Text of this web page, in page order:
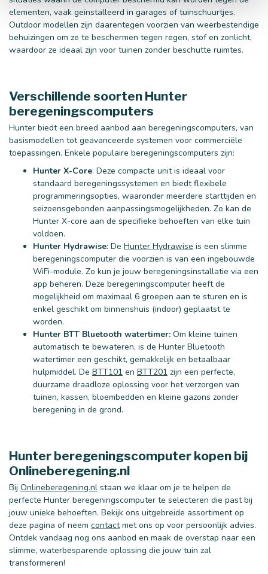
elementen, vaak geïnstalleerd in garages of tuinschuurtjes.
Outdoor modellen zijn daarentegen voorzien van weerbestendige
behuizingen om ze te beschermen tegen regen, stof en zonlicht,
waardoor ze ideaal zijn voor tuinen zonder beschutte ruimtes.
Verschillende soorten Hunter
beregeningscomputers
Hunter biedt een breed aanbod aan beregeningscomputers, van
basismodellen tot geavanceerde systemen voor commerciële
toepassingen. Enkele populaire beregeningscomputers zijn:
Hunter X-Core: Deze compacte unit is ideaal voor
standaard beregeningssystemen en biedt flexibele
programmeringsopties, waaronder meerdere starttijden en
seizoensgebonden aanpassingsmogelijkheden. Zo kan de
Hunter X-core aan de specifieke behoeften van elke tuin
voldoen.
Hunter Hydrawise: De Hunter Hydrawise is een slimme
beregeningscomputer die voorzien is van een ingebouwde
WiFi-module. Zo kun je jouw beregeningsinstallatie via een
app beheren. Deze beregeningscomputer heeft de
mogelijkheid om maximaal 6 groepen aan te sturen en is
enkel geschikt om binnenshuis (indoor) geplaatst te
worden.
Hunter BTT Bluetooth watertimer: Om kleine tuinen
automatisch te bewateren, is de Hunter Bluetooth
watertimer een geschikt, gemakkelijk en betaalbaar
hulpmiddel. De BTT101 en BTT201 zijn een perfecte,
duurzame draadloze oplossing voor het verzorgen van
tuinen, kassen, bloembedden en kleine gazons zonder
beregening in de grond.
Hunter beregeningscomputer kopen bij
Onlineberegening.nl
Bij Onlineberegening.nl staan we klaar om je te helpen de
perfecte Hunter beregeningscomputer te selecteren die past bij
jouw unieke behoeften. Bekijk ons uitgebreide assortiment op
deze pagina of neem contactmet ons op voor persoonlijk advies.
Ontdek vandaag nog ons aanbod en maak de overstap naar een
slimme, waterbesparende oplossing die jouw tuin zal
transformeren!
40 mm 50 mm